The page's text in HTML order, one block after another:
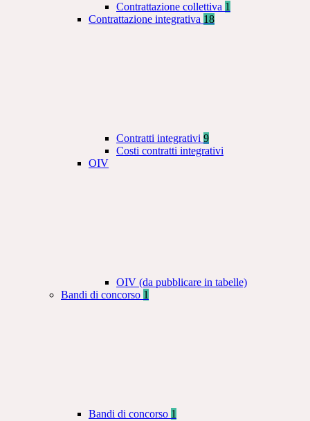
Contrattazione collettiva 1
Contrattazione integrativa 18
Contratti integrativi 9
Costi contratti integrativi
OIV
OIV (da pubblicare in tabelle)
Bandi di concorso 1
Bandi di concorso 1